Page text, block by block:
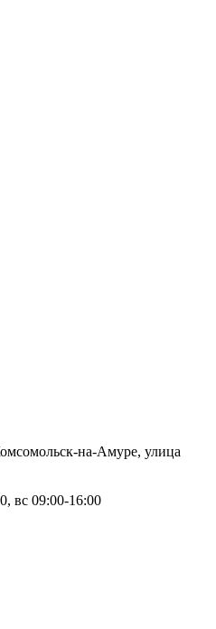
на-Амуре, улица
вс 09:00-16:00